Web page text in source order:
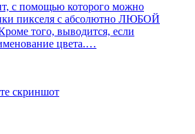
с помощью которого можно
пикселя с абсолютно ЛЮБОЙ
того, выводится, если
цвета.…